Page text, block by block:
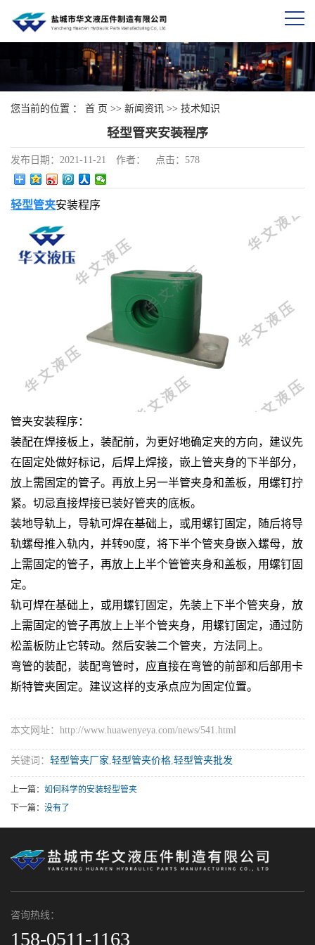
您当前的位置 ： 首 页 >> 新闻资讯 >> 技术知识
轻型管夹安装程序
发布日期： 2021-11-21 作者： 点击： 578
轻型管夹安装程序
管夹安装程序：
装配在焊接板上，装配前，为更好地确定夹的方向，建议先
在固定处做好标记，后焊上焊接，嵌上管夹身的下半部分，
放上需固定的管子。再放上另一半管夹身和盖板，用螺钉拧
紧。切忌直接焊接已装好管夹的底板。
装地导轨上，导轨可焊在基础上，或用螺钉固定，随后将导
轨螺母推入轨内，并转90度，将下半个管夹身嵌入螺母，放
上需固定的管子，再放上上半个管管夹身和盖板，用螺钉固
定。
轨可焊在基础上，或用螺钉固定，先装上下半个管夹身，放
上需固定的管子再放上上半个管夹身，用螺钉固定，通过防
松盖板防止它转动。然后安装二个管夹，方法同上。
弯管的装配，装配弯管时，应直接在弯管的前部和后部用卡
斯特管夹固定。建议这样的支承点应为固定位置。
本文网址：http://www.huawenyeya.com/news/541.html
关键词： 轻型管夹厂家 轻型管夹价格 轻型管夹批发
上一篇： 如何科学的安装轻型管夹
下一篇： 没有了
咨询热线：
158-0511-1163